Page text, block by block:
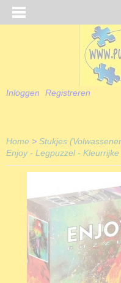
Inloggen Registreren
Home > Stukjes
Enjoy - Legpuzzel -